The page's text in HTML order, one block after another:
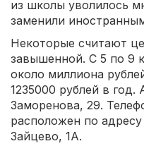
из школы уволилось
заменили
Некоторые считают
завышенной. С 5 по 9
около миллиона
1235000 рублей в
Заморенова, 29.
расположен по
Зайцево, 1А.